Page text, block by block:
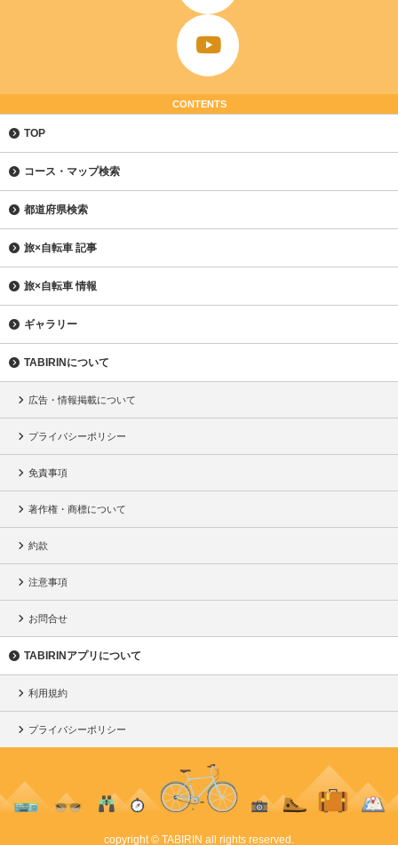
CONTENTS
TOP
コース・マップ検索
都道府県検索
旅×自転車 記事
旅×自転車 情報
ギャラリー
TABIRINについて
広告・情報掲載について
プライバシーポリシー
免責事項
著作権・商標について
約款
注意事項
お問合せ
TABIRINアプリについて
利用規約
プライバシーポリシー
copyright © TABIRIN all rights reserved.